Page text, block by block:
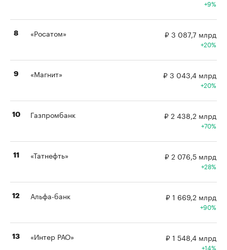
9%
8 «Росатом» ₽ 3 087,7 млрд
20%
9 «Магнит» ₽ 3 043,4 млрд
20%
10 Газпромбанк ₽ 2 438,2 млрд
70%
11 «Татнефть» ₽ 2 076,5 млрд
28%
12 Альфа-банк ₽ 1 669,2 млрд
90%
13 «Интер РАО» ₽ 1 548,4 млрд
14%